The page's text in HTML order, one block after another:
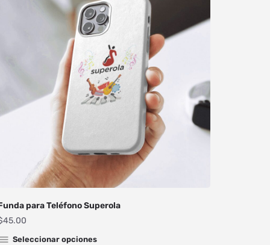
para Teléfono Superola
45.00
Seleccionar opciones